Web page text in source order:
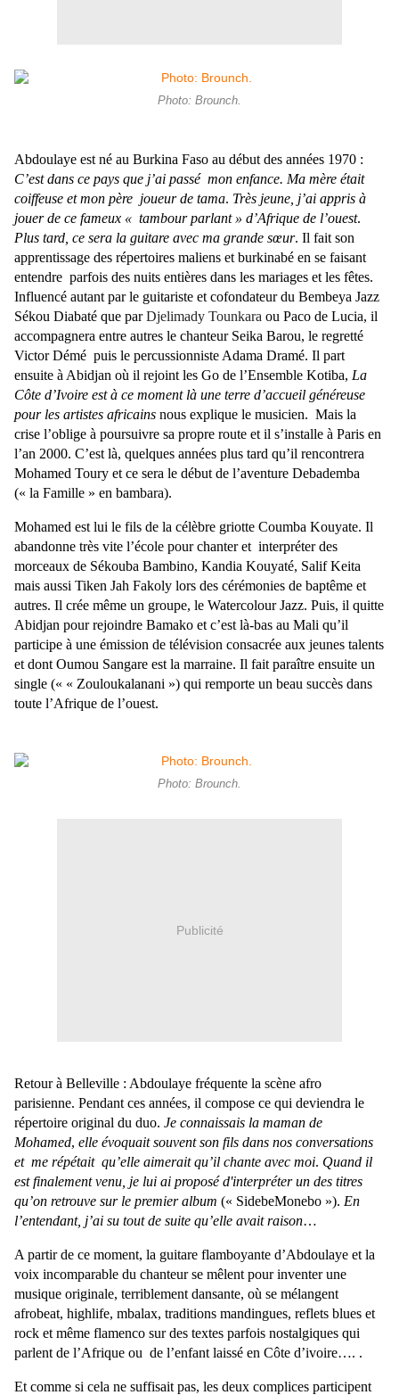
Photo: Brounch.
Abdoulaye est né au Burkina Faso au début des années 1970 :
C’est dans ce pays que j’ai passé mon enfance. Ma mère était
coiffeuse et mon père joueur de tama. Très jeune, j’ai appris à
jouer de ce fameux « tambour parlant » d’Afrique de l’ouest.
Plus tard, ce sera la guitare avec ma grande sœur. Il fait son
apprentissage des répertoires maliens et burkinabé en se faisant
entendre parfois des nuits entières dans les mariages et les fêtes.
Influencé autant par le guitariste et cofondateur du Bembeya Jazz
Sékou Diabaté que parDjelimady Tounkara ou Paco de Lucia, il
accompagnera entre autres le chanteur Seika Barou, le regretté
Victor Démé puis le percussionniste Adama Dramé. Il part
ensuite à Abidjan où il rejoint les Go de l’Ensemble Kotiba, La
Côte d’Ivoire est à ce moment là une terre d’accueil généreuse
pour les artistes africains nous explique le musicien. Mais la
crise l’oblige à poursuivre sa propre route et il s’installe à Paris en
l’an 2000. C’est là, quelques années plus tard qu’il rencontrera
Mohamed Toury et ce sera le début de l’aventure Debademba
(« la Famille » en bambara).
Mohamed est lui le fils de la célèbre griotte Coumba Kouyate. Il
abandonne très vite l’école pour chanter et interpréter des
morceaux de Sékouba Bambino, Kandia Kouyaté, Salif Keita
mais aussi Tiken Jah Fakoly lors des cérémonies de baptême et
autres. Il crée même un groupe, le Watercolour Jazz. Puis, il quitte
Abidjan pour rejoindre Bamako et c’est là-bas au Mali qu’il
participe à une émission de télévision consacrée aux jeunes talents
et dont Oumou Sangare est la marraine. Il fait paraître ensuite un
single (« « Zouloukalanani ») qui remporte un beau succès dans
toute l’Afrique de l’ouest.
Photo: Brounch.
Publicité
Retour à Belleville : Abdoulaye fréquente la scène afro
parisienne. Pendant ces années, il compose ce qui deviendra le
répertoire original du duo. Je connaissais la maman de
Mohamed, elle évoquait souvent son fils dans nos conversations
et me répétait qu’elle aimerait qu’il chante avec moi. Quand il
est finalement venu, je lui ai proposé d'interpréter un des titres
qu’on retrouve sur le premier album (« SidebeMonebo »). En
l’entendant, j’ai su tout de suite qu’elle avait raison…
A partir de ce moment, la guitare flamboyante d’Abdoulaye et la
voix incomparable du chanteur se mêlent pour inventer une
musique originale, terriblement dansante, où se mélangent
afrobeat, highlife, mbalax, traditions mandingues, reflets blues et
rock et même flamenco sur des textes parfois nostalgiques qui
parlent de l’Afrique ou de l’enfant laissé en Côte d’ivoire…. .
Et comme si cela ne suffisait pas, les deux complices participent